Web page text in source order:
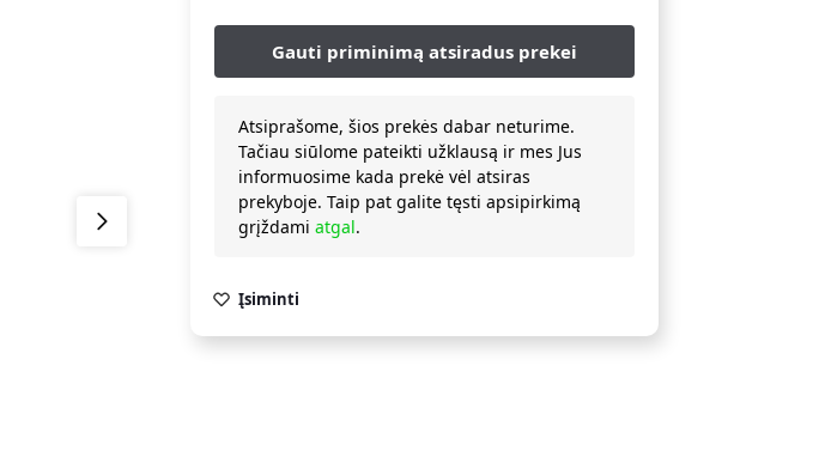
Atsiprašome, šios prekės dabar neturime.
Tačiau siūlome pateikti užklausą ir mes Jus
informuosime kada prekė vėl atsiras
prekyboje. Taip pat galite tęsti apsipirkimą
grįždamiatgal.
Įsiminti